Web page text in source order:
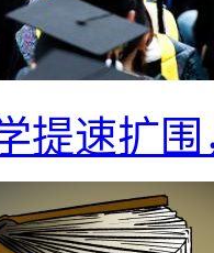
提速扩